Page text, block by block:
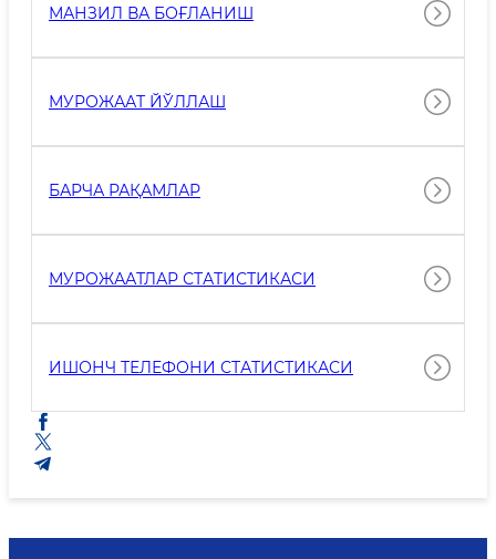
МАНЗИЛ ВА БОҒЛАНИШ
МУРОЖААТ ЙЎЛЛАШ
БАРЧА РАҚАМЛАР
МУРОЖААТЛАР СТАТИСТИКАСИ
ИШОНЧ ТЕЛЕФОНИ СТАТИСТИКАСИ